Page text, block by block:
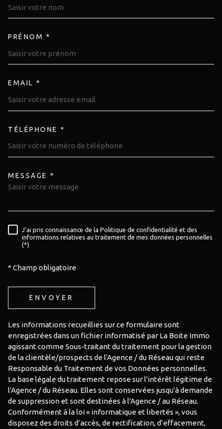
PRÉNOM *
EMAIL *
TÉLÉPHONE *
MESSAGE *
RÈGLEMENTATION
J'ai pris connaissance de la Politique de confidentialité et des
informations relatives au traitement de mes données personnelles
(*)
* Champ obligatoire
ENVOYER
Les informations recueillies sur ce formulaire sont
enregistrées dans un fichier informatisé par La Boite Immo
agissant comme Sous-traitant du traitement pour la gestion
de la clientèle/prospects de l'Agence / du Réseau qui reste
Responsable du Traitement de vos Données personnelles.
La base légale du traitement repose sur l'intérêt légitime de
l'Agence / du Réseau. Elles sont conservées jusqu'à demande
de suppression et sont destinées à l'Agence / au Réseau.
Conformément à la loi « informatique et libertés », vous
disposez des droits d’accès, de rectification, d’effacement,